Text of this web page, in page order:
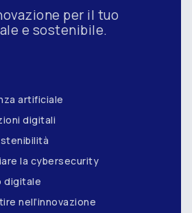
per il tuo
e sostenibile.
artificiale
digitali
la cybersecurity
digitale
nell’innovazione